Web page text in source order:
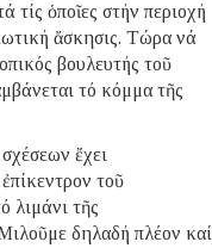
τίς ὁποῖες στήν περιοχή
ἄσκησις. Τώρα νά
βουλευτής τοῦ
τό κόμμα τῆς
ἔχει
τοῦ
λιμάνι τῆς
δηλαδή πλέον καί